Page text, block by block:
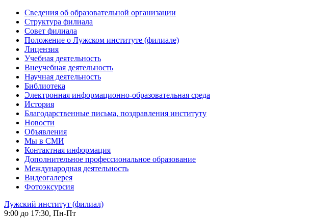
Сведения об образовательной организации
Структура филиала
Совет филиала
Положение о Лужском институте (филиале)
Лицензия
Учебная деятельность
Внеучебная деятельность
Научная деятельность
Библиотека
Электронная информационно-образовательная среда
История
Благодарственные письма, поздравления институту
Новости
Объявления
Мы в СМИ
Контактная информация
Дополнительное профессиональное образование
Международная деятельность
Видеогалерея
Фотоэксурсия
Лужский институт (филиал)
9:00 до 17:30, Пн-Пт